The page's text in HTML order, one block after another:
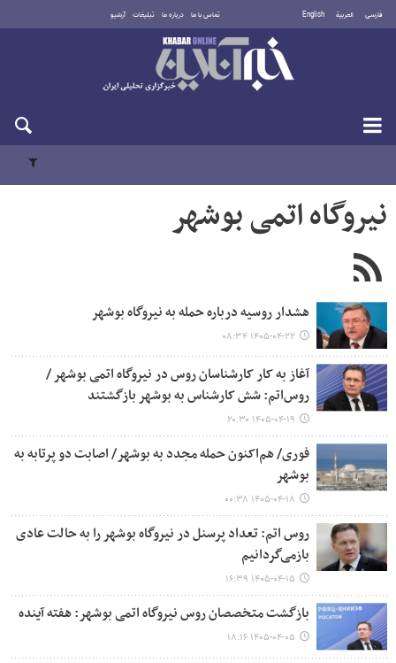
فارسی العربية English تماس با ما درباره ما تبلیغات آرشیو
شنبه ۱۷ مرداد ۱۴۰۵
نیروگاه اتمی بوشهر
هشدار روسیه درباره حمله به نیروگاه بوشهر
۱۴۰۵-۰۴-۲۲ ۰۸:۳۴
آغاز به کار کارشناسان روس در نیروگاه اتمی بوشهر /
روس‌اتم: شش کارشناس به بوشهر بازگشتند
۱۴۰۵-۰۴-۱۹ ۲۰:۳۰
فوری/ هم‌اکنون حمله مجدد به بوشهر/ اصابت دو پرتابه به
بوشهر
۱۴۰۵-۰۴-۱۸ ۰۰:۳۸
روس اتم: تعداد پرسنل در نیروگاه بوشهر را به حالت عادی
بازمی‌گردانیم
۱۴۰۵-۰۴-۱۵ ۱۶:۳۹
بازگشت متخصصان روس نیروگاه اتمی بوشهر: هفته آینده
۱۴۰۵-۰۴-۰۵ ۱۸:۱۶